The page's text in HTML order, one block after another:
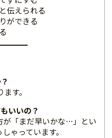
伝えられる
ができる
す。
いいの？
「まだ早いかな…」とい
ゃっています。